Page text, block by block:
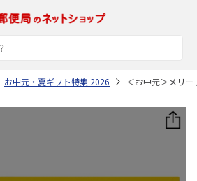
お中元・夏ギフト特集 2026 ＜お中元＞メリ